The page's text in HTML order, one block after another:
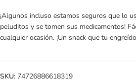
¡Algunos incluso estamos seguros que lo
peluditos y se tomen sus medicamentos!
cualquier ocasión. ¡Un snack que tu
SKU: 74726886618319